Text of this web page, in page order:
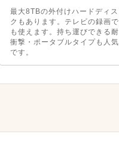
最大8TBの外付けハードディス
クもあります。テレビの録画で
も使えます。持ち運びできる耐
衝撃・ポータブルタイプも人気
です。